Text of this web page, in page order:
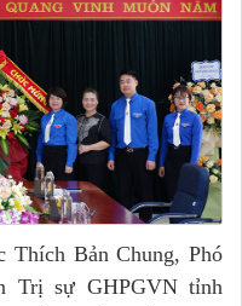
Thích Bản Chung, Phó
Trị sự GHPGVN tỉnh